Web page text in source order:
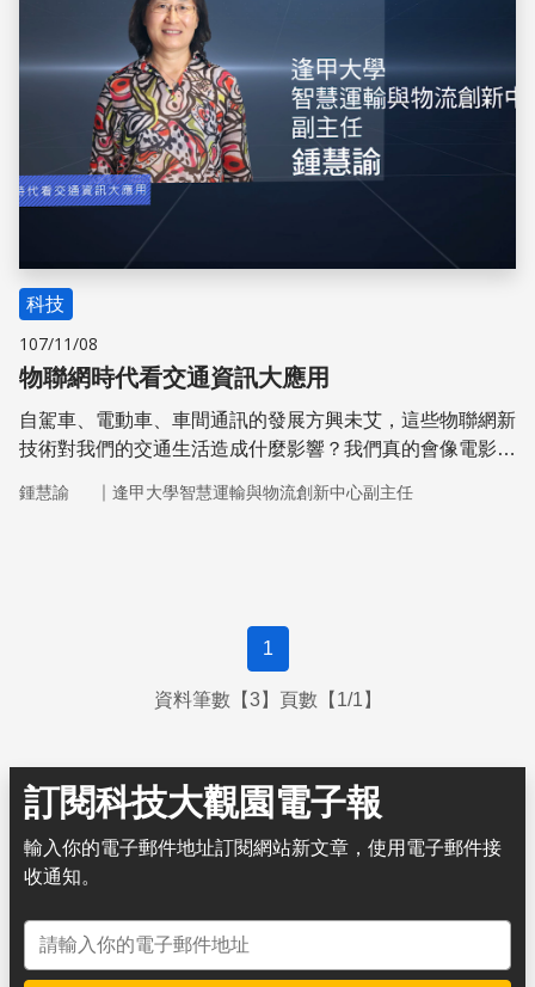
科技
107/11/08
物聯網時代看交通資訊大應用
自駕車、電動車、車間通訊的發展方興未艾，這些物聯網新
技術對我們的交通生活造成什麼影響？我們真的會像電影一
鍾慧諭 ｜ 逢甲大學智慧運輸與物流創新中心副主任
1
資料筆數【3】頁數【1/1】
訂閱科技大觀園電子報
輸入你的電子郵件地址訂閱網站新文章，使用電子郵件接
收通知。
電子郵件地址